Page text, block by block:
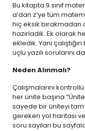
Bu kitapta 9.sınıf
a’dan z’ye tüm
hiç eksik bırakmadan
hazırladık. Ek olarak
ekledik. Yani
uçlu yazılı sorularını
Neden Alınmalı?
Çalışmalarını
her ünite başına
sayede bir üniteyi
gereken yol haritası
soru sayıları bu